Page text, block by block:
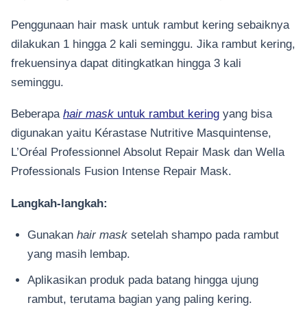
Penggunaan hair mask untuk rambut kering sebaiknya
dilakukan 1 hingga 2 kali seminggu. Jika rambut kering,
frekuensinya dapat ditingkatkan hingga 3 kali
seminggu.
Beberapa hair mask untuk rambut kering yang bisa
digunakan yaitu Kérastase Nutritive Masquintense,
L’Oréal Professionnel Absolut Repair Mask dan Wella
Professionals Fusion Intense Repair Mask.
Langkah-langkah:
Gunakan hair mask setelah shampo pada rambut
yang masih lembap.
Aplikasikan produk pada batang hingga ujung
rambut, terutama bagian yang paling kering.